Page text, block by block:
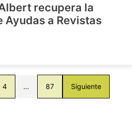
recupera la
Ayudas a Revistas
4 … 87 Siguiente